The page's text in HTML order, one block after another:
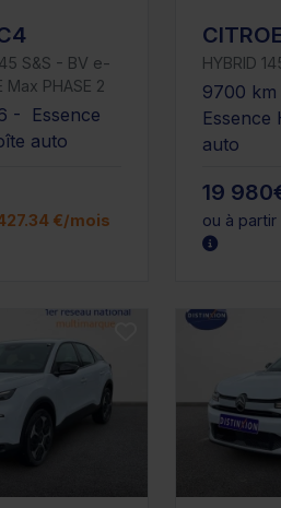
S&S - BV e-
Max PHASE 2
- Essence
auto
€/mois
HYBRID
9700
auto
19
ou à partir